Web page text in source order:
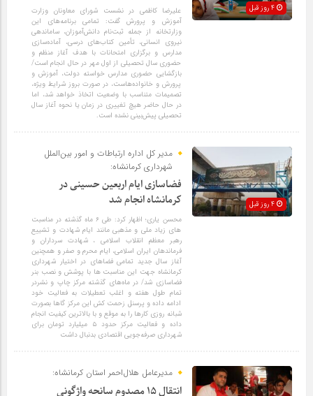
علیرضا کاظمی در نشست شورای معاونان وزارت
آموزش و پرورش گفت: تمامی برنامه‌های این
وزارتخانه از جمله ثبت‌نام دانش‌آموزان، ساماندهی
نیروی انسانی، تأمین کتاب‌های درسی، آماده‌سازی
مدارس و برگزاری امتحانات با هدف آغاز منظم و
حضوری سال تحصیلی از اول مهر در حال انجام است/
بازگشایی حضوری مدارس خواسته دولت، آموزش و
پرورش و خانواده‌هاست، در صورت بروز شرایط ویژه،
تصمیمات متناسب با وضعیت اتخاذ خواهد شد، اما
در حال حاضر هیچ تغییری در زمان یا نحوه آغاز سال
تحصیلی پیش‌بینی نشده است.
مدیر کل اداره ارتباطات و امور بین‌الملل
شهرداری کرمانشاه:
فضاسازی ایام اربعین حسینی در
کرمانشاه انجام شد
محسن یاری؛ اظهار کرد: طی ۶ ماه گذشته در مناسبت
های زیاد ملی و مذهبی مانند ایام شهادت و تشییع
رهبر معظم انقلاب اسلامی ، شهادت سرداران و
فرماندهان ایران اسلامی، ایام محرم و صفر و همچنین
آغاز سال جدید تمامی فضاهای در اختیار شهرداری
کرمانشاه جهت این مناسبت ها با پوشش و نصب بنر
فضاسازی شد/ در ماه‌های گذشته مرکز چاپ و نشردر
تمام طول هفته و اغلب تعطیلات به فعالیت خود
ادامه داده و پرسنل زحمت کش این مرکز گاها بصورت
شبانه روزی کارها را به موقع و با بالاترین کیفیت انجام
داده و فعالیت مرکز حدود ۵ میلیارد تومان برای
شهرداری صرفه‌جویی اقتصادی بدنبال داشت
مدیرعامل هلال‌احمر استان کرمانشاه:
انتقال ۱۵ مصدوم سانحه واژگونی